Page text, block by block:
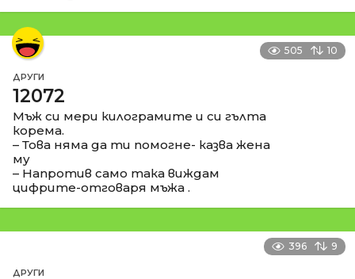
505 10
ДРУГИ
12072
Мъж си мери килограмите и си гълта
корема.
– Това няма да ти помогне- казва жена
му
– Напротив само така виждам
цифрите-отговаря мъжа .
396 9
ДРУГИ